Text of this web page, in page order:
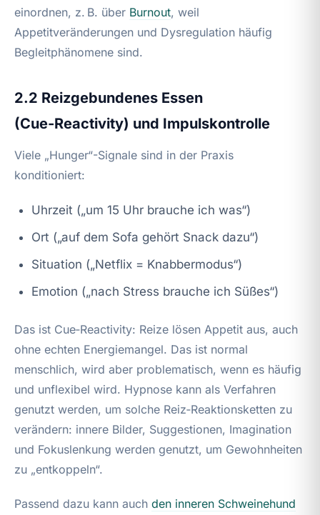
einordnen, z. B. über Burnout, weil
Appetitveränderungen und Dysregulation häufig
Begleitphänomene sind.
2.2 Reizgebundenes Essen
(Cue‑Reactivity) und Impulskontrolle
Viele „Hunger“-Signale sind in der Praxis
konditioniert:
Uhrzeit („um 15 Uhr brauche ich was“)
Ort („auf dem Sofa gehört Snack dazu“)
Situation („Netflix = Knabbermodus“)
Emotion („nach Stress brauche ich Süßes“)
Das ist Cue‑Reactivity: Reize lösen Appetit aus, auch
ohne echten Energiemangel. Das ist normal
menschlich, wird aber problematisch, wenn es häufig
und unflexibel wird. Hypnose kann als Verfahren
genutzt werden, um solche Reiz‑Reaktionsketten zu
verändern: innere Bilder, Suggestionen, Imagination
und Fokuslenkung werden genutzt, um Gewohnheiten
zu „entkoppeln“.
Passend dazu kann auch den inneren Schweinehund